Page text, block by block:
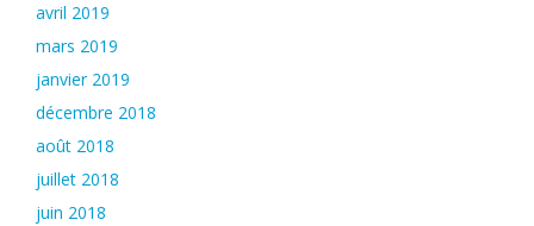
avril 2019
mars 2019
janvier 2019
décembre 2018
août 2018
juillet 2018
juin 2018